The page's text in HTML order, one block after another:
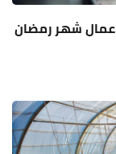
اعمال شهر رمضان